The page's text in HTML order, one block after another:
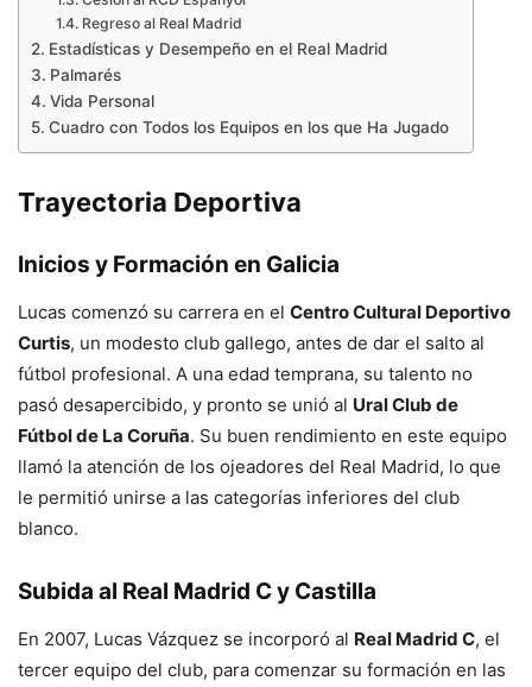
Regreso al Real Madrid
Estadísticas y Desempeño en el Real Madrid
Palmarés
Vida Personal
Cuadro con Todos los Equipos en los que Ha Jugado
Trayectoria Deportiva
Inicios y Formación en Galicia
Lucas comenzó su carrera en el Centro Cultural Deportivo
Curtis, un modesto club gallego, antes de dar el salto al
fútbol profesional. A una edad temprana, su talento no
pasó desapercibido, y pronto se unió al Ural Club de
Fútbol de La Coruña. Su buen rendimiento en este equipo
llamó la atención de los ojeadores del Real Madrid, lo que
le permitió unirse a las categorías inferiores del club
blanco.
Subida al Real Madrid C y Castilla
En 2007, Lucas Vázquez se incorporó al Real Madrid C, el
tercer equipo del club, para comenzar su formación en las